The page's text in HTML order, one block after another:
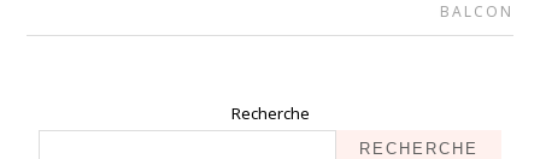
BALCON
Recherche
RECHERCHE